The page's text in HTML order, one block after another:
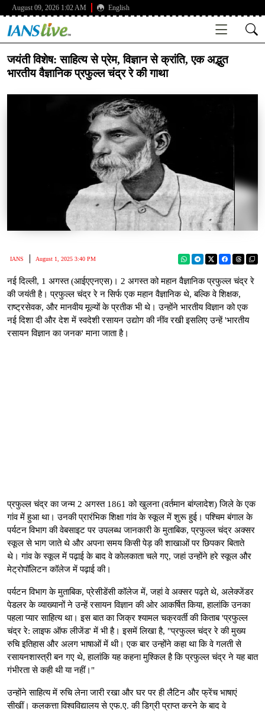
August 09, 2026 1:02 AM English
जयंती विशेष: साहित्य से प्रेम, विज्ञान से क्रांति, एक अद्भुत
भारतीय वैज्ञानिक प्रफुल्ल चंद्र रे की गाथा
IANS August 1, 2025 3:40 PM
नई दिल्ली, 1 अगस्त (आईएएनएस)। 2 अगस्त को महान वैज्ञानिक प्रफुल्ल चंद्र रे
की जयंती है। प्रफुल्ल चंद्र रे न सिर्फ एक महान वैज्ञानिक थे, बल्कि वे शिक्षक,
राष्ट्रसेवक, और मानवीय मूल्यों के प्रतीक भी थे। उन्होंने भारतीय विज्ञान को एक
नई दिशा दी और देश में स्वदेशी रसायन उद्योग की नींव रखी इसलिए उन्हें 'भारतीय
रसायन विज्ञान का जनक' माना जाता है।
प्रफुल्ल चंद्र का जन्म 2 अगस्त 1861 को खुलना (वर्तमान बांग्लादेश) जिले के एक
गांव में हुआ था। उनकी प्रारंभिक शिक्षा गांव के स्कूल में शुरू हुई। पश्चिम बंगाल के
पर्यटन विभाग की वेबसाइट पर उपलब्ध जानकारी के मुताबिक, प्रफुल्ल चंद्र अक्सर
स्कूल से भाग जाते थे और अपना समय किसी पेड़ की शाखाओं पर छिपकर बिताते
थे। गांव के स्कूल में पढ़ाई के बाद वे कोलकाता चले गए, जहां उन्होंने हरे स्कूल और
मेट्रोपॉलिटन कॉलेज में पढ़ाई की।
पर्यटन विभाग के मुताबिक, प्रेसीडेंसी कॉलेज में, जहां वे अक्सर पढ़ते थे, अलेक्जेंडर
पेडलर के व्याख्यानों ने उन्हें रसायन विज्ञान की ओर आकर्षित किया, हालांकि उनका
पहला प्यार साहित्य था। इस बात का जिक्र श्यामल चक्रवर्ती की किताब 'प्रफुल्ल
चंद्र रे: लाइफ ऑफ लीजेंड' में भी है। इसमें लिखा है, "प्रफुल्ल चंद्र रे की मुख्य
रुचि इतिहास और अलग भाषाओं में थी। एक बार उन्होंने कहा था कि वे गलती से
रसायनशास्त्री बन गए थे, हालांकि यह कहना मुश्किल है कि प्रफुल्ल चंद्र ने यह बात
गंभीरता से कही थी या नहीं।"
उन्होंने साहित्य में रुचि लेना जारी रखा और घर पर ही लैटिन और फ्रेंच भाषाएं
सीखीं। कलकत्ता विश्वविद्यालय से एफ.ए. की डिग्री प्राप्त करने के बाद वे